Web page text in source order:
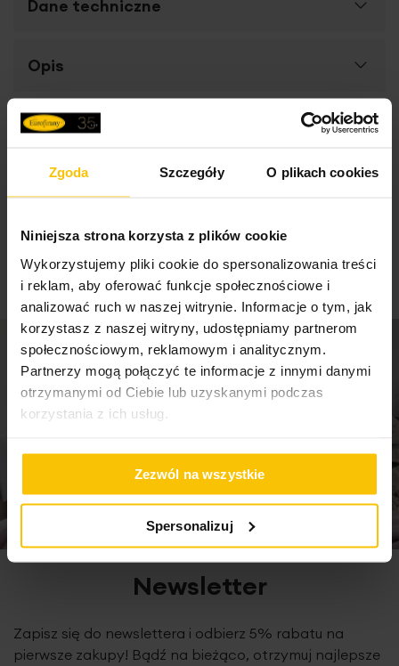
Zgoda Szczegóły O plikach cookies
Niniejsza strona korzysta z plików cookie
Wykorzystujemy pliki cookie do spersonalizowania treści
i reklam, aby oferować funkcje społecznościowe i
analizować ruch w naszej witrynie. Informacje o tym, jak
korzystasz z naszej witryny, udostępniamy partnerom
społecznościowym, reklamowym i analitycznym.
Partnerzy mogą połączyć te informacje z innymi danymi
otrzymanymi od Ciebie lub uzyskanymi podczas
korzystania z ich usług.
Zezwól na wszystkie
Spersonalizuj
Dane techniczne
Więcej
informacji
SKU
Średnica towaru 27 cm
Skład materiałowy glinka ceramiczna
Waga netto 5650 g
Pobierz instrukcję użytkowania i bezpieczeństwa produktu
Opis
Ceramiczny wazon
z oryginalnym zdobieniem w
efektownie wyeksponujesz kompozycje z suszonych lub
sztucznych kwiatów.
dekoracyjnej TALAobejmuje wiele efektownych
Dobierając gustowne ceramiczne dodatki możemy
znakomicie uzupełnić aranżację wnętrza, zestawiając
kilka wybranych dodatków. Gwarantujemy, że obok
dodatków do wnętrza z kolekcji TALA nikt nie przejdzie
obojętnie.
Dane techniczne:
wysokość: 47 cm
skład: 100% glinka ceramiczna
High-contrast mode
To może Cię zainteresować
Newsletter
Zapisz się do newslettera i odbierz 5% rabatu na
pierwsze zakupy! Bądź na bieżąco, otrzymuj najlepsze